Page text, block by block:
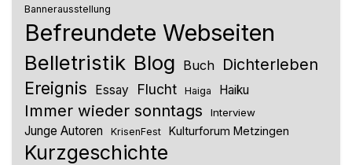
Bannerausstellung
Befreundete Webseiten
Belletristik Blog Buch Dichterleben
Ereignis Essay Flucht Haiga Haiku
Immer wieder sonntags Interview
Junge Autoren KrisenFest Kulturforum Metzingen
Kurzgeschichte